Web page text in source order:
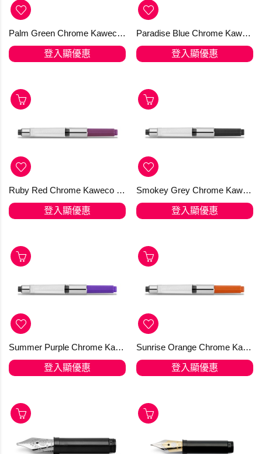
Palm Green Chrome Kaweco Standard Converter
登入顯優惠
Paradise Blue Chrome Kaweco Standard Converter
登入顯優惠
Ruby Red Chrome Kaweco Standard Converter
登入顯優惠
Smokey Grey Chrome Kaweco Standard Converter
登入顯優惠
Summer Purple Chrome Kaweco Standard Converter
登入顯優惠
Sunrise Orange Chrome Kaweco Standard Converter
登入顯優惠